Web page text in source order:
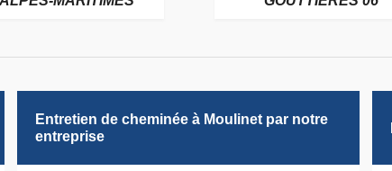
Entretien de cheminée à Moulinet par notre
entreprise